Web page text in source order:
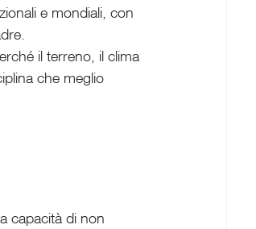
e mondiali, con
il terreno, il clima
che meglio
capacità di non